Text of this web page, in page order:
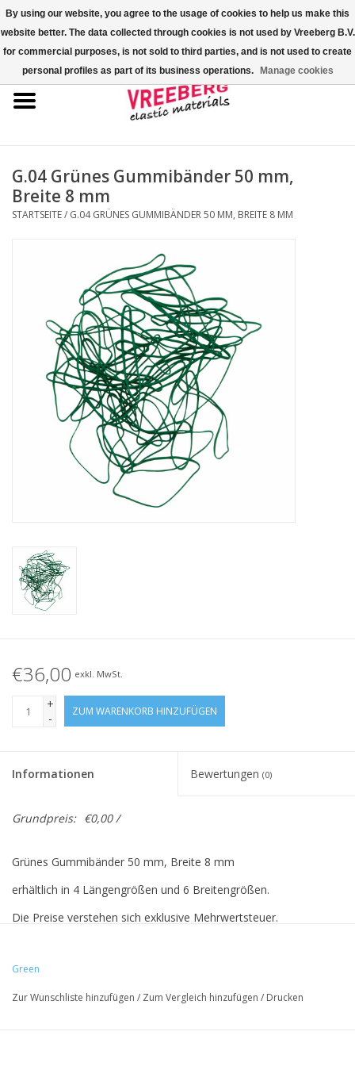
0 Artikel - €0,00
Startseite
Bunte Gummibänder
Gummispannseile
Kreuzgummibänder/X-Bands
Fastfix-Spannbänder
Geknotete Elastikschlaufe
Schwarze Gummibänder –
Sonderangebot!
Weiße Gummibänder –
G.04 Grünes Gummibänder 50 mm,
Breite 8 mm
STARTSEITE/ G.04 GRÜNES GUMMIBÄNDER 50 MM, BREITE 8 MM
€36,00 exkl. MwSt.
+
-
ZUM WARENKORB HINZUFÜGEN
Informationen Bewertungen (0)
Grundpreis: €0,00 /
Grünes Gummibänder 50 mm, Breite 8 mm
erhältlich in 4 Längengrößen und 6 Breitengrößen.
Die Preise verstehen sich exklusive Mehrwertsteuer.
Vreeberg-Elastics haben folgende Eigenschaften:
- hohe Elastizität
Green
Zur Wunschliste hinzufügen / Zum Vergleich hinzufügen / Drucken
By using our website, you agree to the usage of cookies to help us make this
website better. The data collected through cookies is not used by Vreeberg B.V.
for commercial purposes, is not sold to third parties, and is not used to create
personal profiles as part of its business operations.
Manage cookies